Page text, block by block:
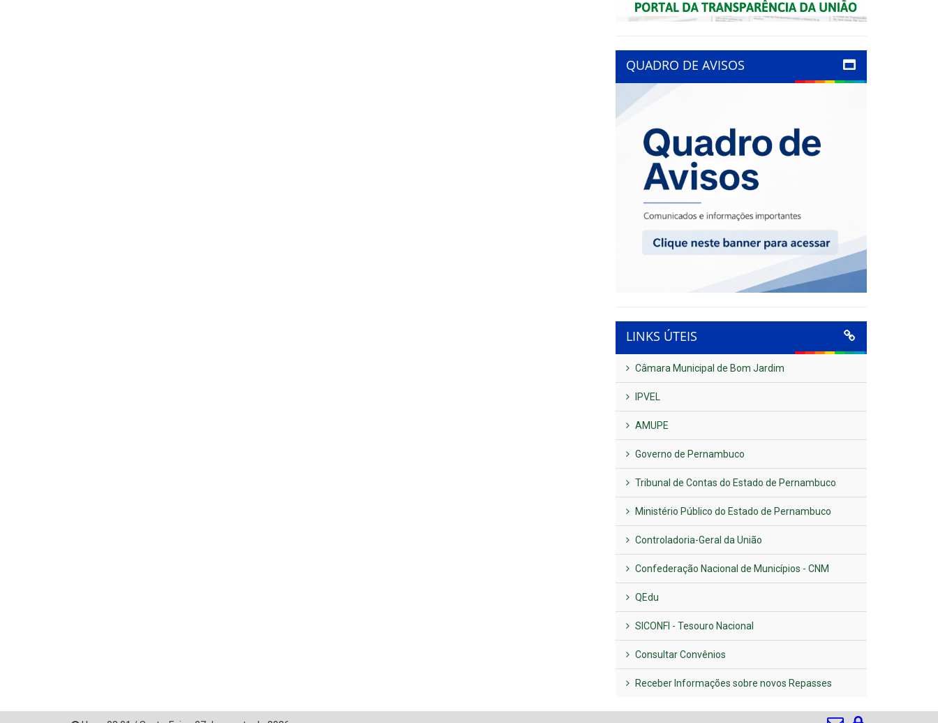
QUADRO DE AVISOS
LINKS ÚTEIS
Câmara Municipal de Bom Jardim
IPVEL
AMUPE
Governo de Pernambuco
Tribunal de Contas do Estado de Pernambuco
Ministério Público do Estado de Pernambuco
Controladoria-Geral da União
Confederação Nacional de Municípios - CNM
QEdu
SICONFI - Tesouro Nacional
Consultar Convênios
Receber Informações sobre novos Repasses